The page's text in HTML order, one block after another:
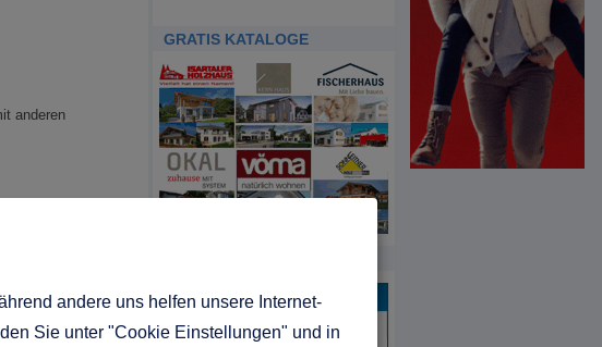
anderen
GRATIS KATALOGE
andere uns helfen unsere Internet-
Sie unter "Cookie Einstellungen" und in